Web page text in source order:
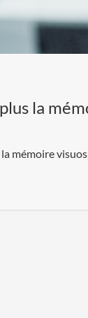
la
mémoire